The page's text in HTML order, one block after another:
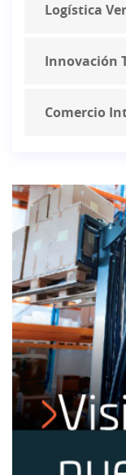
Logística
Innovación
Comercio